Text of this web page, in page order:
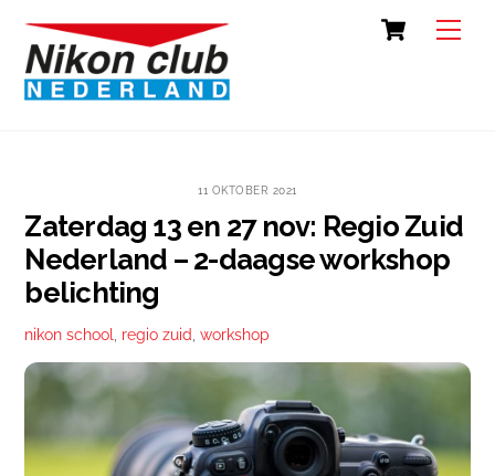
content
Cart
11 OKTOBER 2021
Zaterdag 13 en 27 nov: Regio Zuid
Nederland – 2-daagse workshop
belichting
nikon school regio zuid ,workshop